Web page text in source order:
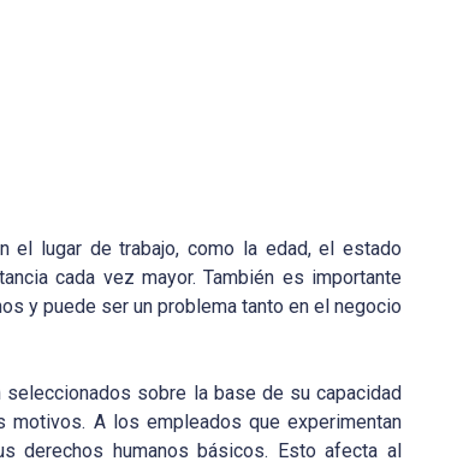
el lugar de trabajo, como la edad, el estado
cada vez mayor. También es importante
y puede ser un problema tanto en el negocio
sobre la base de su capacidad
A los empleados que experimentan
derechos humanos básicos. Esto afecta al